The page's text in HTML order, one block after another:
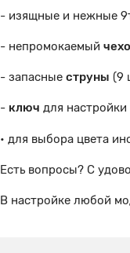
- изящные и нежные
- непромокаемый
- запасные струны (9
- ключ для настройки
• для выбора цвета
Есть вопросы? С
В настройке любой